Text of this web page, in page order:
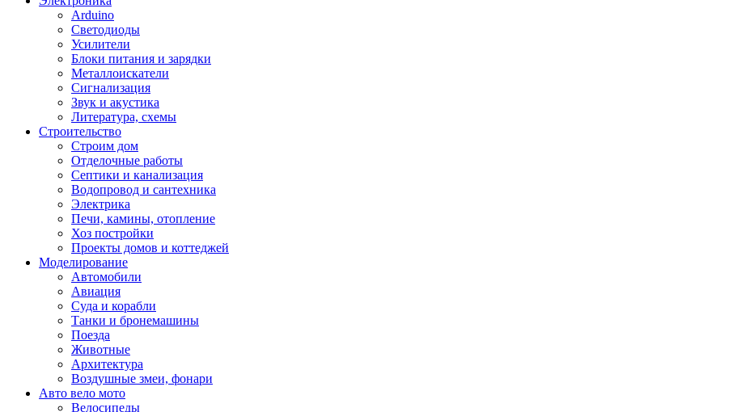
Arduino
Светодиоды
Усилители
Блоки питания и зарядки
Металлоискатели
Сигнализация
Звук и акустика
Литература, схемы
Строительство
Строим дом
Отделочные работы
Септики и канализация
Водопровод и сантехника
Электрика
Печи, камины, отопление
Хоз постройки
Проекты домов и коттеджей
Моделирование
Автомобили
Авиация
Суда и корабли
Танки и бронемашины
Поезда
Животные
Архитектура
Воздушные змеи, фонари
Авто вело мото
Велосипеды